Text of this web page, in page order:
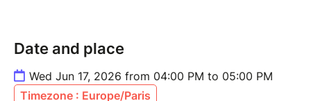
Date and place
Wed Jun 17, 2026 from 04:00 PM to 05:00 PM
Timezone : Europe/Paris